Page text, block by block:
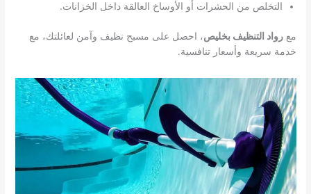
التخلص من الحشرات أو الأوساخ العالقة داخل الخزانات.
معرواد التنظيف بخليص، احصل على مسبح نظيف وآمن لعائلتك، مع
خدمة سريعة وأسعار تنافسية.